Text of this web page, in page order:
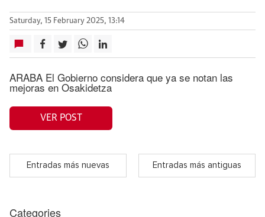
Saturday, 15 February 2025, 13:14
ARABA El Gobierno considera que ya se notan las
mejoras en Osakidetza
VER POST
Entradas más nuevas Entradas más antiguas
Categories